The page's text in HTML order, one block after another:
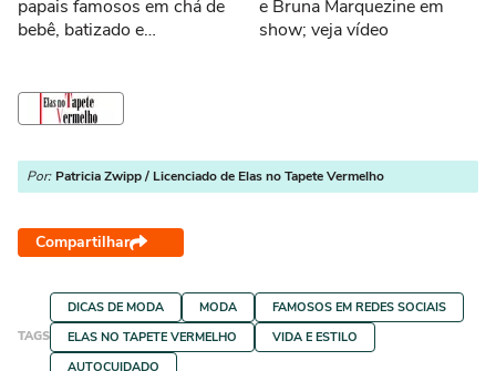
papais famosos em chá de
bebê, batizado e
e Bruna Marquezine em
show; veja vídeo
Por: Patricia Zwipp / Licenciado de Elas no Tapete Vermelho
Compartilhar
TAGS
DICAS DE MODA MODA
FAMOSOS EM REDES SOCIAIS
ELAS NO TAPETE VERMELHO
VIDA E ESTILO
AUTOCUIDADO